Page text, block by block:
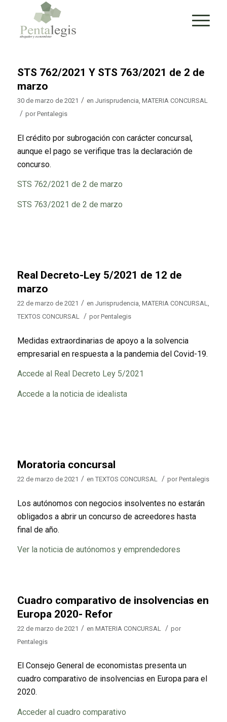
STS 762/2021 Y STS 763/2021 de 2 de
marzo
30 de marzo de 2021 / en Jurisprudencia, MATERIA CONCURSAL
/ por Pentalegis
El crédito por subrogación con carácter concursal,
aunque el pago se verifique tras la declaración de
concurso.
STS 762/2021 de 2 de marzo
STS 763/2021 de 2 de marzo
Real Decreto-Ley 5/2021 de 12 de
marzo
22 de marzo de 2021 / en Jurisprudencia MATERIA CONCURSAL
TEXTOS CONCURSAL
/ por Pentalegis
Medidas extraordinarias de apoyo a la solvencia
empresarial en respuesta a la pandemia del Covid-19.
Accede al Real Decreto Ley 5/2021
Accede a la noticia de idealista
Moratoria concursal
22 de marzo de 2021 / en TEXTOS CONCURSAL / por Pentalegis
Los autónomos con negocios insolventes no estarán
obligados a abrir un concurso de acreedores hasta
final de año.
Ver la noticia de autónomos y emprendedores
Cuadro comparativo de insolvencias en
Europa 2020- Refor
22 de marzo de 2021 / en MATERIA CONCURSAL / por
Pentalegis
El Consejo General de economistas presenta un
cuadro comparativo de insolvencias en Europa para el
2020.
Acceder al cuadro comparativo